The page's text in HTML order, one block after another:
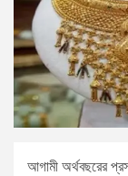
আগামী অর্থবছরের